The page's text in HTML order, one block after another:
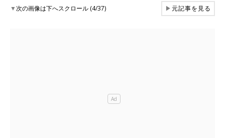
▼次の画像は下へスクロール (4/37) ▶元記事を見る